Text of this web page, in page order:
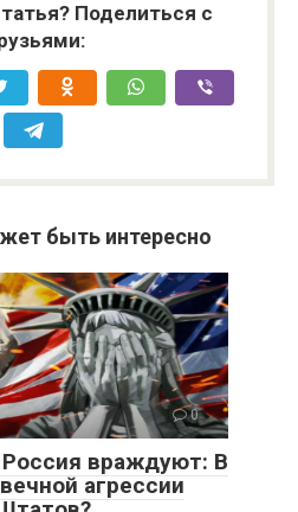
Поделиться с
быть интересно
0
враждуют: В
агрессии